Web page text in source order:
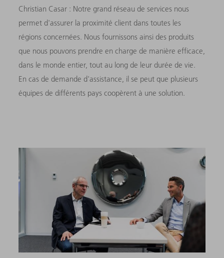
Christian Casar : Notre grand réseau de services nous
permet d'assurer la proximité client dans toutes les
régions concernées. Nous fournissons ainsi des produits
que nous pouvons prendre en charge de manière efficace,
dans le monde entier, tout au long de leur durée de vie.
En cas de demande d'assistance, il se peut que plusieurs
équipes de différents pays coopèrent à une solution.